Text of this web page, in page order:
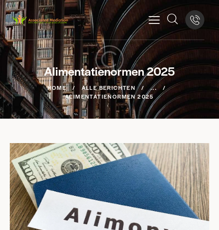
Alimentatienormen 2025
HOME ALLE BERICHTEN
...
ALIMENTATIENORMEN 2025